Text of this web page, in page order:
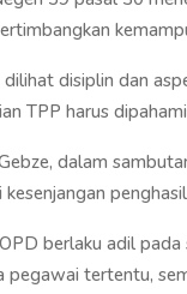
disiplin dan
TPP harus
dalam
berlaku adil
pegawai tertentu,